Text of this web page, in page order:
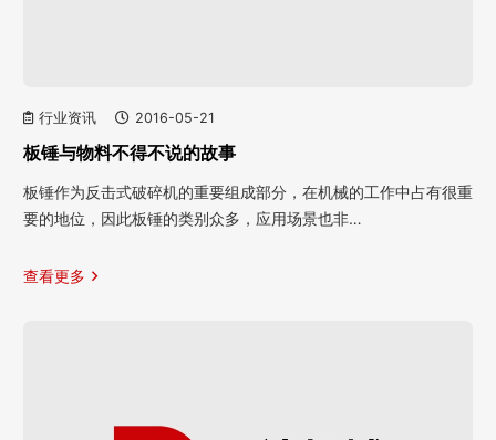
行业资讯 2016-05-21
板锤与物料不得不说的故事
板锤作为反击式破碎机的重要组成部分，在机械的工作中占有很重
要的地位，因此板锤的类别众多，应用场景也非…
查看更多